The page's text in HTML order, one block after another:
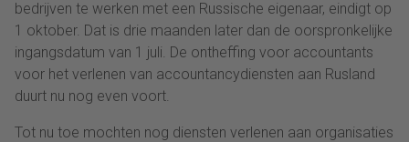
bedrijven te werken met een Russische eigenaar, eindigt op
1 oktober. Dat is drie maanden later dan de oorspronkelijke
ingangsdatum van 1 juli. De ontheffing voor accountants
voor het verlenen van accountancydiensten aan Rusland
duurt nu nog even voort.
Tot nu toe mochten nog diensten verlenen aan organisaties